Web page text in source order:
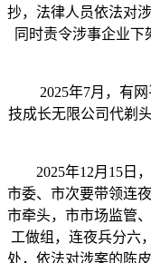
抄，法律人员依法对
同时责令涉事企业
2025年7月，有网
技成长无限公司代剃
2025年12月15日，
市委、市次要带领连
市牵头，市市场监管
工做组，连夜兵分六
处，依法对涉案的陈